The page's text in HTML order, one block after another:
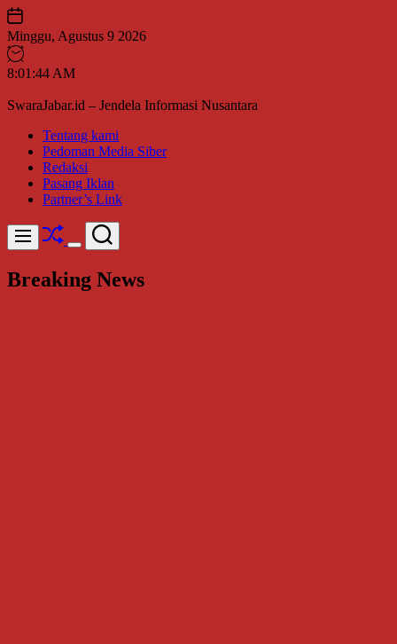
Skip
to
content
Minggu, Agustus 9 2026
8:01 :46 AM
SwaraJabar.id – Jendela Informasi Nusantara
Tentang kami
Pedoman Media Siber
Redaksi
Pasang Iklan
Partner’s Link
Menu Shuffle
Switch
mode
Search
Breaking News